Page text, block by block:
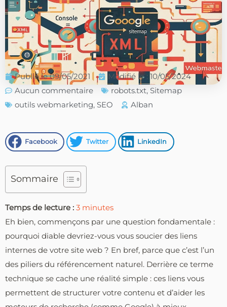
Publié le 09/05/2021
Modifié le : 10/05/2024
Aucun commentaire
robots.txt, Sitemap
outils webmarketing, SEO Alban
Facebook Twitter LinkedIn
Sommaire
Temps de lecture : 3 minutes
Eh bien, commençons par une question fondamentale :
pourquoi diable devriez-vous vous soucier des liens
internes de votre site web ? En bref, parce que c’est l’un
des piliers du référencement naturel. Derrière ce terme
technique se cache une réalité simple : ces liens vous
permettent de structurer votre contenu et d’aider les